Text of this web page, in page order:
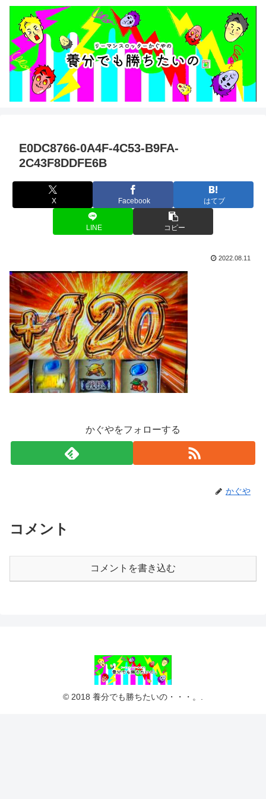
E0DC8766-0A4F-4C53-B9FA-
2C43F8DDFE6B
X Facebook はてブ
LINE コピー
2022.08.11
かぐやをフォローする
かぐや
コメント
コメントを書き込む
© 2018 養分でも勝ちたいの・・・。.